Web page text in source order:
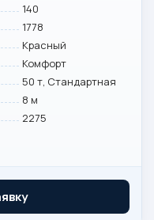
140
1778
Красный
Комфорт
50 т, Стандартная
8 м
2275